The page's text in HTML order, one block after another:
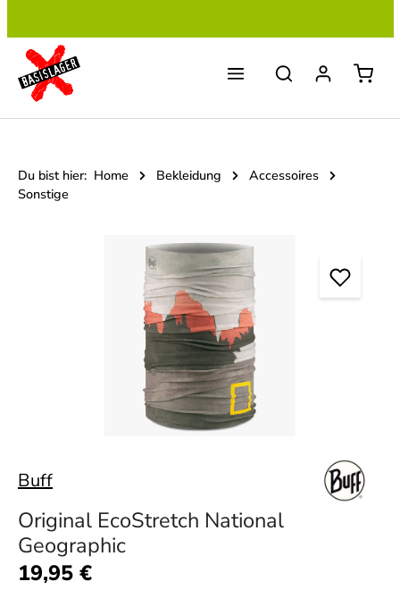
Du bist hier: Home Bekleidung
Accessoires
Sonstige
Bildergalerie überspringen
Buff
Original EcoStretch National
Geographic
Regulärer Preis:
19,95 €